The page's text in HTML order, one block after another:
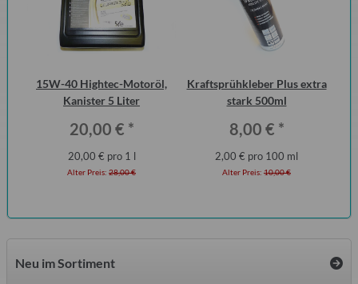
15W-40 Hightec-Motoröl,
Kanister 5 Liter
20,00 € *
20,00 € pro 1 l
Alter Preis: 28,00 €
Kraftsprühkleber Plus extra
stark 500ml
8,00 € *
2,00 € pro 100 ml
Alter Preis: 10,00 €
Neu im Sortiment